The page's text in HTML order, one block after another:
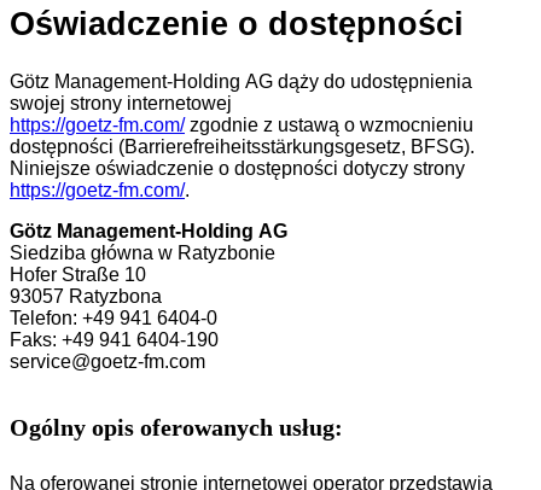
Oświadczenie o dostępności
Götz Management-Holding AG dąży do udostępnienia
swojej strony internetowej
https://goetz-fm.com/zgodnie z ustawą o wzmocnieniu
dostępności (Barrierefreiheitsstärkungsgesetz, BFSG).
Niniejsze oświadczenie o dostępności dotyczy strony
https://goetz-fm.com/.
Götz Management-Holding AG
Siedziba główna w Ratyzbonie
Hofer Straße 10
93057 Ratyzbona
Telefon: +49 941 6404-0
Faks: +49 941 6404-190
service@goetz-fm.com
Ogólny opis oferowanych usług:
Na oferowanej stronie internetowej operator przedstawia